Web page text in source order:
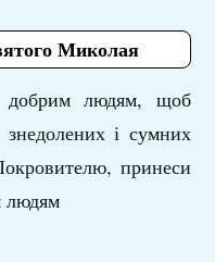
Миколая
добрим людям, щоб
і сумних
принеси
людям